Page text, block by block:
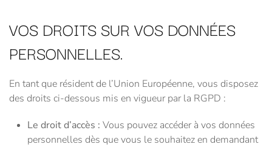
VOS DROITS SUR VOS DONNÉES
PERSONNELLES.
En tant que résident de l’Union Européenne, vous disposez
des droits ci-dessous mis en vigueur par la RGPD :
Le droit d’accès : Vous pouvez accéder à vos données
personnelles dès que vous le souhaitez en demandant